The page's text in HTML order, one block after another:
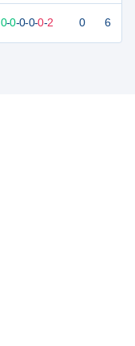
0-0-0-0-0-2 0 6